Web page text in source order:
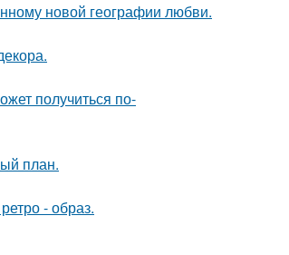
новой географии любви.
получиться по-
план.
- образ.